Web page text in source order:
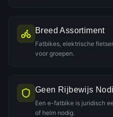
Breed Assortiment
Fatbikes, elektrische
voor groepen.
Geen Rijbewijs
Een e-fatbike is juridisch
of helm nodig.